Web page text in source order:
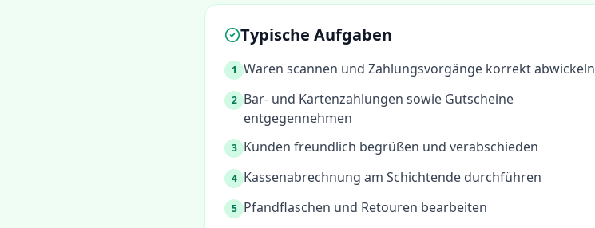
Typische Aufgaben
1 Waren scannen und Zahlungsvorgänge korrekt abwickeln
2 Bar- und Kartenzahlungen sowie Gutscheine
entgegennehmen
3 Kunden freundlich begrüßen und verabschieden
4 Kassenabrechnung am Schichtende durchführen
5 Pfandflaschen und Retouren bearbeiten